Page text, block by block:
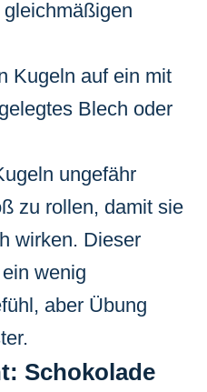
Kugeln auf ein mit
Blech oder
ungefähr
zu rollen, damit sie
wirken. Dieser
wenig
aber Übung
Schokolade